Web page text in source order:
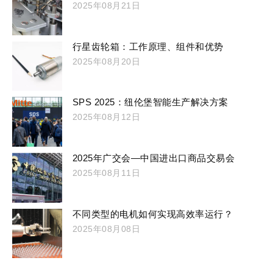
2025年08月21日
行星齿轮箱：工作原理、组件和优势
2025年08月20日
SPS 2025：纽伦堡智能生产解决方案
2025年08月12日
2025年广交会—中国进出口商品交易会
2025年08月11日
不同类型的电机如何实现高效率运行？
2025年08月08日